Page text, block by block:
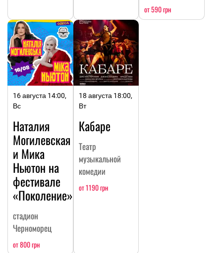
от 590 грн
16 августа 14:00,
Вс
Наталия
Могилевская
и Мика
Ньютон на
фестивале
«Поколение»
стадион
Черноморец
от 800 грн
18 августа 18:00,
Вт
Кабаре
Театр
музыкальной
комедии
от 1190 грн